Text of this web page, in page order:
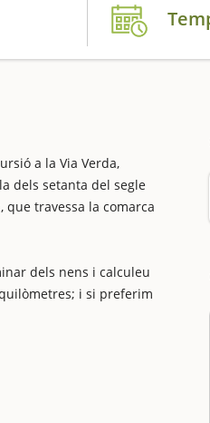
a la Via Verda,
dels setanta del segle
travessa la comarca
dels nens i calculeu
i si preferim